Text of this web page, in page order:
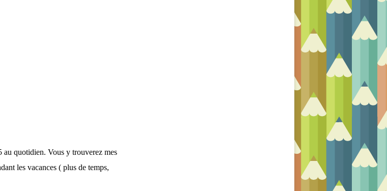
au quotidien. Vous y trouverez mes
les vacances ( plus de temps,